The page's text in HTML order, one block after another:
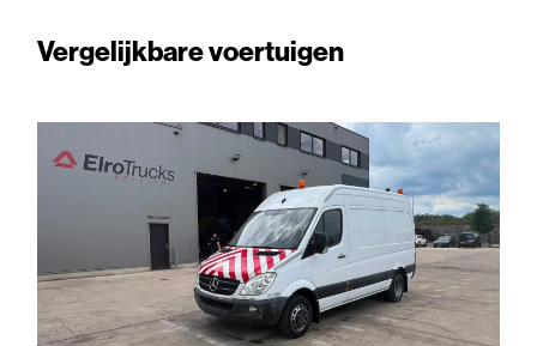
Vergelijkbare voertuigen